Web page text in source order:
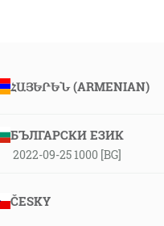
ՀԱՅԵՐԵՆ (ARMENIAN)
БЪЛГАРСКИ ЕЗИК
2022-09-25 1000 [BG]
ČESKY